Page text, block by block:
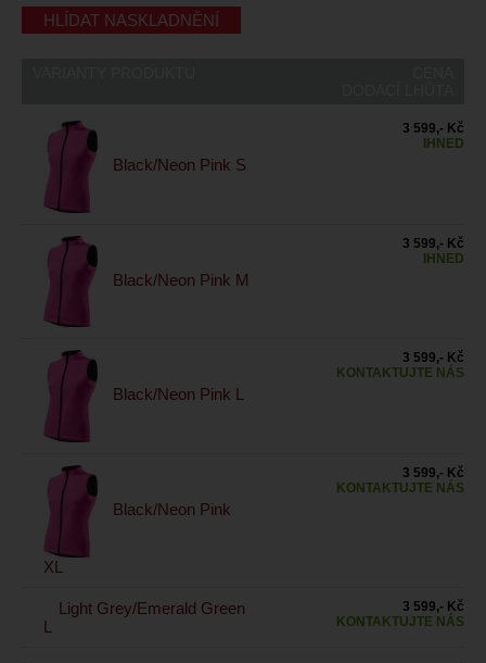
HLÍDAT NASKLADNĚNÍ
Black/Neon Pink S
3 599,- Kč
IHNED
Black/Neon Pink M
3 599,- Kč
IHNED
Black/Neon Pink L
3 599,- Kč
KONTAKTUJTE NÁS
Black/Neon Pink
XL
3 599,- Kč
KONTAKTUJTE NÁS
Light Grey/Emerald Green
L
3 599,- Kč
KONTAKTUJTE NÁS